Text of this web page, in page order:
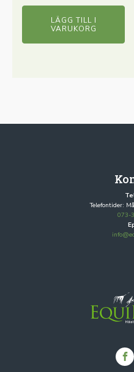
LÄGG TILL I
VARUKORG
Telefontider:
073-